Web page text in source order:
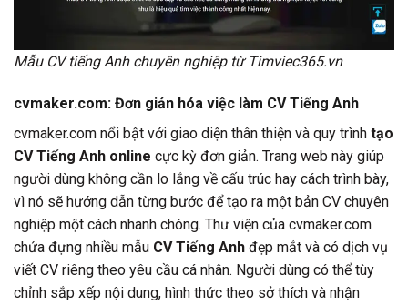
Mẫu CV tiếng Anh chuyên nghiệp từ Timviec365.vn
cvmaker.com: Đơn giản hóa việc làm CV Tiếng Anh
cvmaker.com nổi bật với giao diện thân thiện và quy trình tạo
CV Tiếng Anh online cực kỳ đơn giản. Trang web này giúp
người dùng không cần lo lắng về cấu trúc hay cách trình bày,
vì nó sẽ hướng dẫn từng bước để tạo ra một bản CV chuyên
nghiệp một cách nhanh chóng. Thư viện của cvmaker.com
chứa đựng nhiều mẫu CV Tiếng Anh đẹp mắt và có dịch vụ
viết CV riêng theo yêu cầu cá nhân. Người dùng có thể tùy
chỉnh sắp xếp nội dung, hình thức theo sở thích và nhận